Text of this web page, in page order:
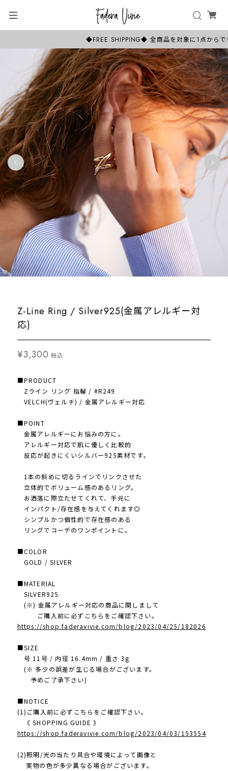
◆FREE SHIPPING◆ 全商品を対象に1点からで
Z-Line Ring / Silver925(金属アレルギー対
応)
¥3,300 税込
■PRODUCT
Zライン リング 指輪 / #R249
VELCH(ヴェルチ) / 金属アレルギー対応
■POINT
金属アレルギーにお悩みの方に。
アレルギー対応で肌に優しく比較的
反応が起きにくいシルバー925素材です。
1本の斜めに切るラインでリンクさせた
立体的でボリューム感のあるリング。
お洒落に際立たせ てくれて、手元に
インパクト/存在感を与えてくれます◎
シンプルかつ個性的で存在感のある
リングでコーデのワンポイントに。
■COLOR
GOLD / SILVER
■MATERIAL
SILVER925
(※) 金属アレルギー対応の商品に関しまして
ご購入前に必ずこちらをご確認下さい。
https://shop.faderavivie.com/blog/2023/04/25/182026
■SIZE
号 11号 / 内径 16.4mm / 重さ 3g
(※ 多少の誤差が生じる場合がございます。
予めご了承下さい)
■NOTICE
(1)ご購入前に必ずこちらをご確認下さい。
《 SHOPPING GUIDE 》
https://shop.faderavivie.com/blog/2023/04/03/153554
(2)照明/光の当たり具合や環境によって画像と
実物の色が多少異なる場合がございます。